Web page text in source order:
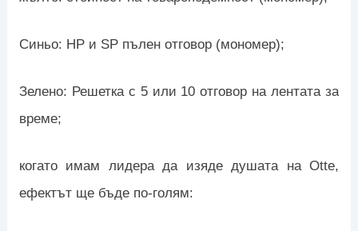
Синьо: HP и SP пълен отговор (мономер);
Зелено: Решетка с 5 или 10 отговор на лентата за
време;
когато имам лидера да изяде душата на Otte,
ефектът ще бъде по-голям: